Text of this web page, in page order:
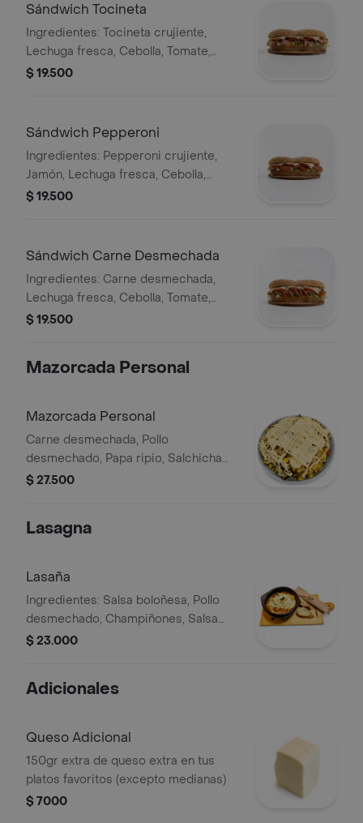
Sándwich Tocineta
Ingredientes: Tocineta crujiente,
Lechuga fresca, Cebolla, Tomate,
Queso derretido y Salsas especiales
$ 19.500
Sándwich Pepperoni
Ingredientes: Pepperoni crujiente,
Jamón, Lechuga fresca, Cebolla,
Tomate, Queso fundido y Salsas
$ 19.500
Sándwich Carne Desmechada
Ingredientes: Carne desmechada,
Lechuga fresca, Cebolla, Tomate,
Queso fundido y Salsas especiales de
$ 19.500
Mazorcada Personal
Mazorcada Personal
Carne desmechada, Pollo
desmechado, Papa ripio, Salchicha
tipo americana, Salsa de maíz dulce,
$ 27.500
Lasagna
Lasaña
Ingredientes: Salsa boloñesa, Pollo
desmechado, Champiñones, Salsa
bechamel, Pasta de Lasaña y Queso
$ 23.000
Adicionales
Queso Adicional
150gr extra de queso extra en tus
platos favoritos (excepto medianas)
$ 7000